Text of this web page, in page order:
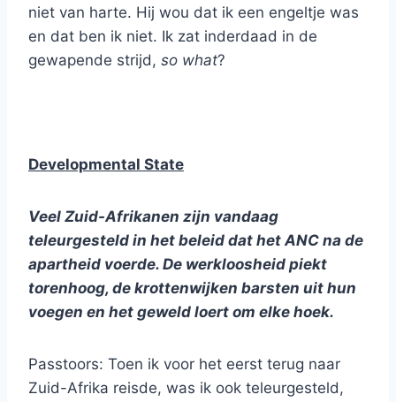
niet van harte. Hij wou dat ik een engeltje was
en dat ben ik niet. Ik zat inderdaad in de
gewapende strijd, so what?
Developmental State
Veel Zuid-Afrikanen zijn vandaag
teleurgesteld in het beleid dat het ANC na de
apartheid voerde. De werkloosheid piekt
torenhoog, de krottenwijken barsten uit hun
voegen en het geweld loert om elke hoek.
Passtoors: Toen ik voor het eerst terug naar
Zuid-Afrika reisde, was ik ook teleurgesteld,